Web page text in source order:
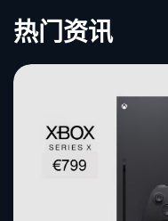
热门资讯